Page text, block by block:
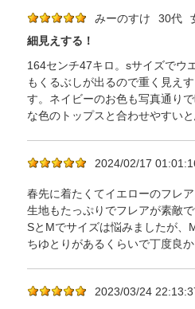
みーのすけ 30代
細見えする！
164センチ47キロ。sサイズでウ
もくるぶしが出るので重く見え
す。ネイビーのお色も写真通り
な色のトップスと合わせやすいと
2024/02/17
春先に着たくてイエローのフレア
生地もたっぷりでフレアが素敵で
SとMでサイズは悩みましたが、
ちゆとりがあるくらいで丁度良か
2023/03/24